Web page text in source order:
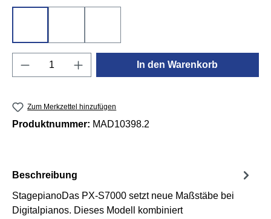
Produkt Anzahl: Gib den gewünschten
In den Warenkorb
Zum Merkzettel hinzufügen
Produktnummer: MAD10398.2
Beschreibung
StagepianoDas PX-S7000 setzt neue Maßstäbe bei
Digitalpianos. Dieses Modell kombiniert